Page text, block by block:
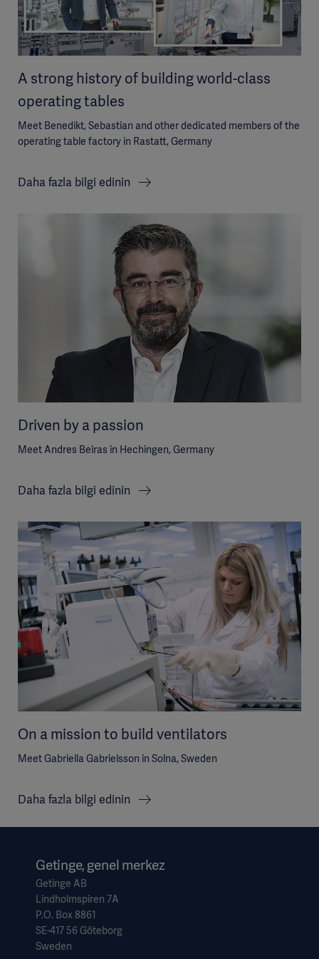
A strong history of building world-class
operating tables
Meet Benedikt, Sebastian and other dedicated members of the
operating table factory in Rastatt, Germany
Daha fazla bilgi edinin
Driven by a passion
Meet Andres Beiras in Hechingen, Germany
Daha fazla bilgi edinin
On a mission to build ventilators
Meet Gabriella Gabrielsson in Solna, Sweden
Daha fazla bilgi edinin
Getinge, genel merkez
Getinge AB
Lindholmspiren 7A
P.O. Box 8861
SE-417 56 Göteborg
Sweden